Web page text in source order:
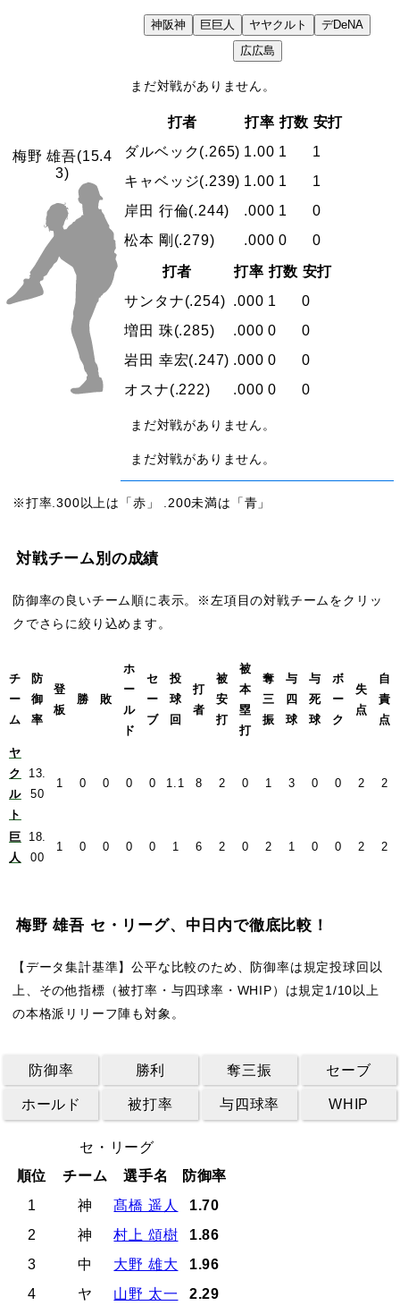
神阪神 巨巨人 ヤヤクルト デDeNA
広広島
梅野 雄吾(15.4
3)
まだ対戦がありません。
打者 打率 打数 安打
ダルベック(.265) 1.00 1
1
キャベッジ(.239) 1.00 1
1
岸田 行倫(.244) .000 1
0
松本 剛 (.279) .000 0 0
打者 打率 打数 安打
サンタナ(.254) .000 1
0
増田 珠(.285) .000 0
0
岩田 幸宏(.247) .000 0
0
オスナ(.222) .000 0 0
まだ対戦がありません。
まだ対戦がありません。
※打率.300以上は「赤」 .200未満は「青」
対戦チーム別の成績
防御率の良いチーム順に表示。※左項目の対戦チームをクリッ
クでさらに絞り込めます。
チ
ー
ム
防
御
率
登
板
勝 敗
ホ
ー
ル
ド
セ
ー
ブ
投
球
回
打
者
被
安
打
被
本
塁
打
奪
三
振
与
四
球
与
死
球
ボ
ー
ク
失
点
自
責
点
ヤ
ク
ル
ト
13.
50
1 0 0 0 0 1.1 8 2 0 1 3 0 0 2 2
巨
人
18.
00
1 0 0 0 0 1 6 2 0 2 1 0 0 2 2
梅野 雄吾 セ・リーグ、中日内で徹底比較！
【データ集計基準】公平な比較のため、防御率は規定投球回以
上、その他指標（被打率・与四球率・WHIP）は規定1/10以上
の本格派リリーフ陣も対象。
防御率 勝利 奪三振 セーブ
ホールド 被打率 与四球率 WHIP
セ・リーグ
順位
チーム 選手名
防御率
1
神 髙橋 遥人
1.70
2
神 村上 頌樹
1.86
3
中 大野 雄大
1.96
4
ヤ 山野 太一
2.29